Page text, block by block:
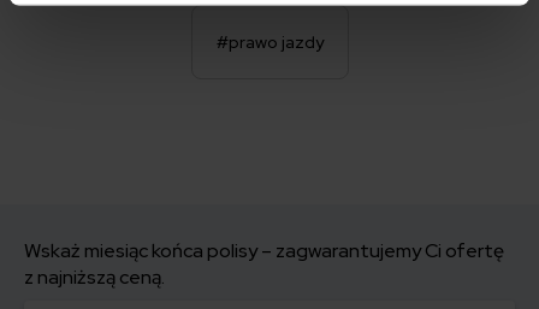
#prawo jazdy
Wskaż miesiąc końca polisy – zagwarantujemy Ci ofertę
z najniższą ceną.